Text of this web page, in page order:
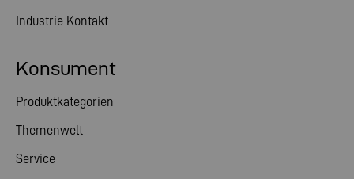
Konsument
Produktkategorien
Themenwelt
Service
Industrie Kontakt